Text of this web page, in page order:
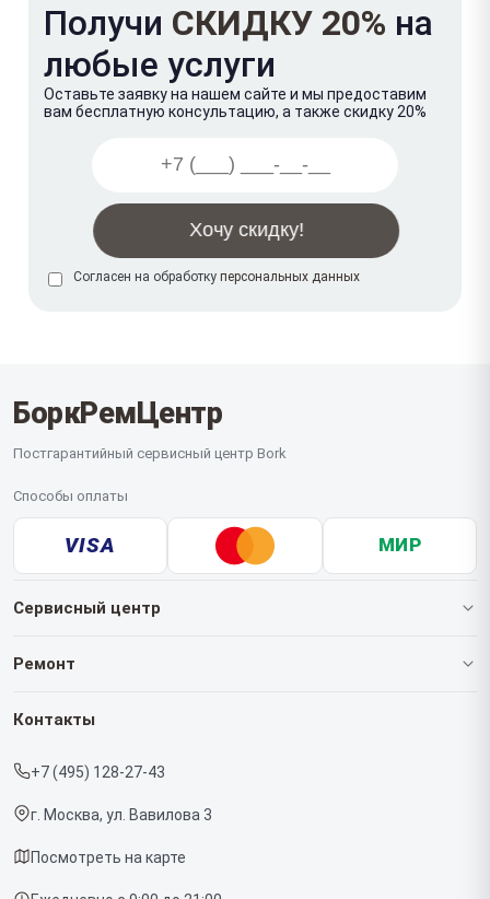
Получи СКИДКУ 20% на
любые услуги
Оставьте заявку на нашем сайте и мы предоставим
вам бесплатную консультацию, а также скидку 20%
Согласен на обработку персональных данных
БоркРемЦентр
Постгарантийный сервисный центр Bork
Способы оплаты
VISA МИР
Сервисный центр
О нашем сервисе
Срочный ремонт
Доставка и способы оплаты
Диагностика
Ремонт
Роботов-пылесосов
Контакты
+7 (495) 128-27-43
г. Москва, ул. Вавилова 3
Посмотреть на карте